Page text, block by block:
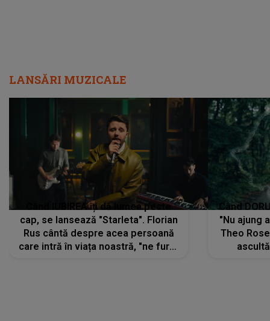
LANSĂRI MUZICALE
Când IUBIREA îți dă lumea peste
cap, se lansează "Starleta". Florian
Rus cântă despre acea persoană
care intră în viața noastră, "ne fură"
Când
"Nu ajung
Theo